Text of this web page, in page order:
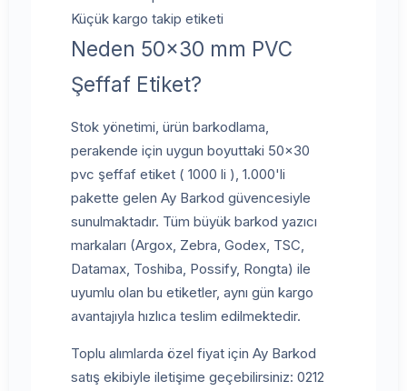
Küçük kargo takip etiketi
Neden 50x30 mm PVC
Şeffaf Etiket?
Stok yönetimi, ürün barkodlama,
perakende için uygun boyuttaki 50x30
pvc şeffaf etiket ( 1000 li ), 1.000'li
pakette gelen Ay Barkod güvencesiyle
sunulmaktadır. Tüm büyük barkod yazıcı
markaları (Argox, Zebra, Godex, TSC,
Datamax, Toshiba, Possify, Rongta) ile
uyumlu olan bu etiketler, aynı gün kargo
avantajıyla hızlıca teslim edilmektedir.
Toplu alımlarda özel fiyat için Ay Barkod
satış ekibiyle iletişime geçebilirsiniz: 0212